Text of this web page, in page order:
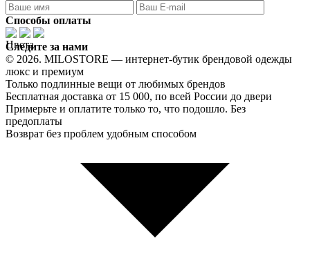
Цвета
Способы оплаты
Следите за нами
© 2026. MILOSTORE — интернет-бутик брендовой одежды
люкс и премиум
Только подлинные вещи от любимых брендов
Бесплатная доставка от 15 000, по всей России до двери
Примерьте и оплатите только то, что подошло. Без
предоплаты
Возврат без проблем удобным способом